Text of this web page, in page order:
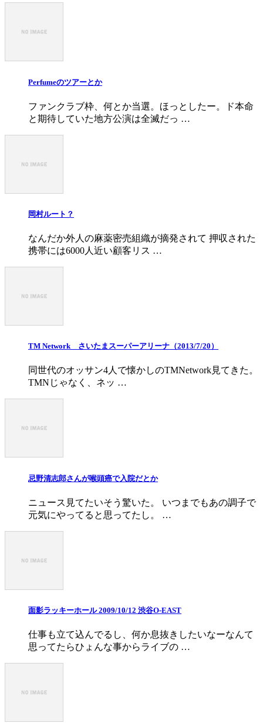
Perfumeのツアーとか
ファンクラブ枠、何とか当選。ほっとしたー。ド本命
と期待していた地方公演は全滅だっ …
岡村ルート？
なんだか外人の麻薬密売組織が摘発されて 押収された
携帯には6000人近い顧客リス …
TM Network さいたまスーパーアリーナ（2013/7/20）
同世代のオッサン4人で懐かしのTMNetwork見てきた。
TMNじゃなく、ネッ …
忌野清志郎さんが喉頭癌で入院だとか
ニュース見てたいそう驚いた。 いつまでもあの調子で
元気にやってると思ってたし。 …
面影ラッキーホール 2009/10/12 渋谷O-EAST
仕事も立て込んでるし、何か息抜きしたいなーなんて
思ってたらひょんな事からライブの …